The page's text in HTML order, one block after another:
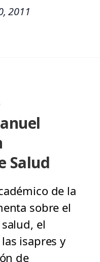
2011
Salud
de la
sobre el
el
isapres y
de